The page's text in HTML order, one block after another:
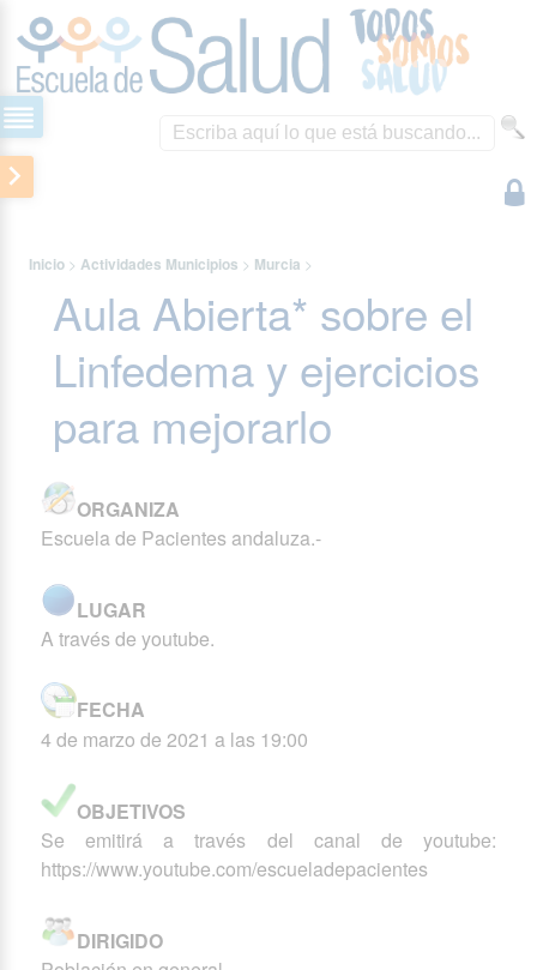
Inicio > Actividades Municipios > Murcia >
Aula Abierta* sobre el
Linfedema y ejercicios
para mejorarlo
ORGANIZA
Escuela de Pacientes andaluza.-
LUGAR
A través de youtube.
FECHA
4 de marzo de 2021 a las 19:00
OBJETIVOS
Se emitirá a través del canal de youtube:
https://www.youtube.com/escueladepacientes
DIRIGIDO